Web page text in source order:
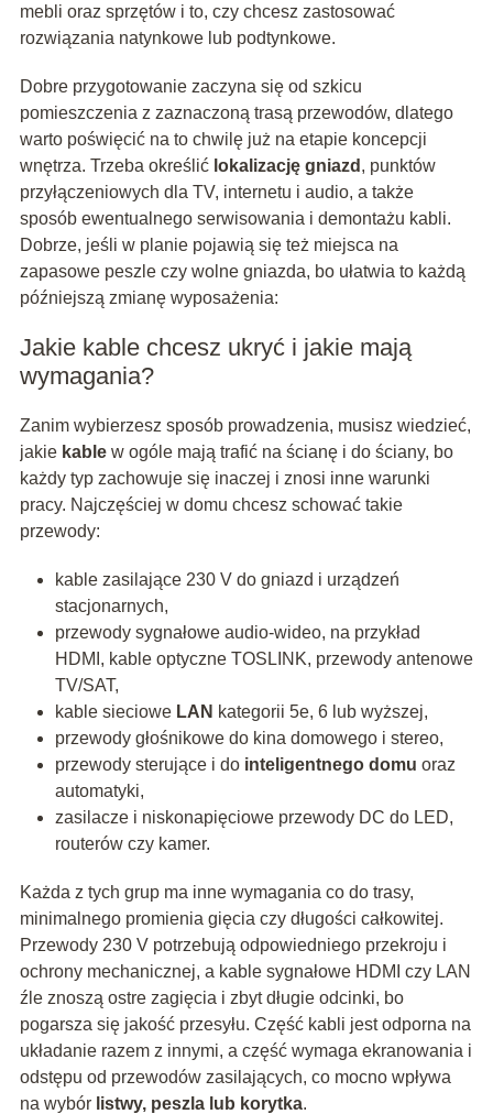
mebli oraz sprzętów i to, czy chcesz zastosować
rozwiązania natynkowe lub podtynkowe.
Dobre przygotowanie zaczyna się od szkicu
pomieszczenia z zaznaczoną trasą przewodów, dlatego
warto poświęcić na to chwilę już na etapie koncepcji
wnętrza. Trzeba określić lokalizację gniazd , punktów
przyłączeniowych dla TV, internetu i audio, a także
sposób ewentualnego serwisowania i demontażu kabli.
Dobrze, jeśli w planie pojawią się też miejsca na
zapasowe peszle czy wolne gniazda, bo ułatwia to każdą
późniejszą zmianę wyposażenia:
Jakie kable chcesz ukryć i jakie mają
wymagania?
Zanim wybierzesz sposób prowadzenia, musisz wiedzieć,
jakie kablew ogóle mają trafić na ścianę i do ściany, bo
każdy typ zachowuje się inaczej i znosi inne warunki
pracy. Najczęściej w domu chcesz schować takie
przewody:
kable zasilające 230 V do gniazd i urządzeń
stacjonarnych,
przewody sygnałowe audio-wideo, na przykład
HDMI, kable optyczne TOSLINK, przewody antenowe
TV/SAT,
kable sieciowe LAN kategorii 5e, 6 lub wyższej,
przewody głośnikowe do kina domowego i stereo,
przewody sterujące i do inteligentnego domu oraz
automatyki,
zasilacze i niskonapięciowe przewody DC do LED,
routerów czy kamer.
Każda z tych grup ma inne wymagania co do trasy,
minimalnego promienia gięcia czy długości całkowitej.
Przewody 230 V potrzebują odpowiedniego przekroju i
ochrony mechanicznej, a kable sygnałowe HDMI czy LAN
źle znoszą ostre zagięcia i zbyt długie odcinki, bo
pogarsza się jakość przesyłu. Część kabli jest odporna na
układanie razem z innymi, a część wymaga ekranowania i
odstępu od przewodów zasilających, co mocno wpływa
na wybór listwy, peszla lub korytka.